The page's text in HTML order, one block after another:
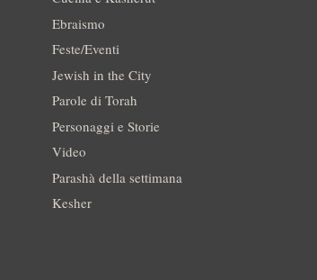
Ebraismo
Feste/Eventi
Jewish in the City
Parole di Torah
Personaggi e Storie
Video
Parashà della settimana
Kesher